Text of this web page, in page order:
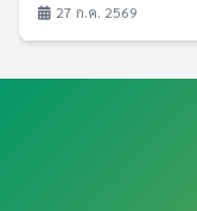
27 ก.ค. 2569